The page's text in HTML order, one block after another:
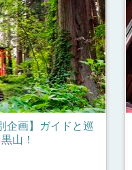
企画】ガイドと巡
山！